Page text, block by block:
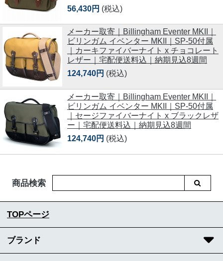
56,430円 (税込)
メーカー取寄｜Billingham Eventer MKII｜
ビリンガム イベンター MKII｜SP-50付属
｜カーキファイバーナイト x チョコレート
レザー｜宅配便送料込｜納期見込8週間
124,740円 (税込)
メーカー取寄｜Billingham Eventer MKII｜
ビリンガム イベンター MKII｜SP-50付属
｜セージファイバーナイト x ブラックレザ
ー｜宅配便送料込｜納期見込8週間
124,740円 (税込)
商品検索
TOPページ
ブランド